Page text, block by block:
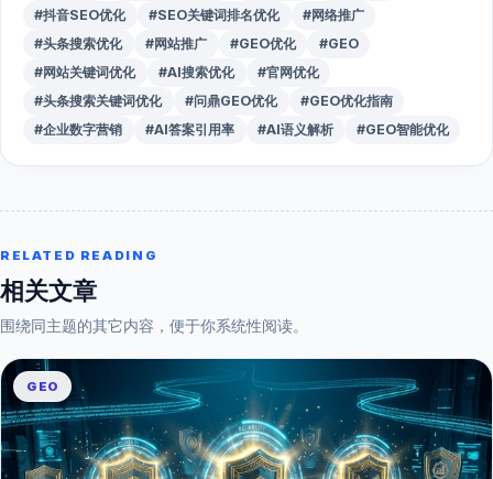
#抖音SEO优化
#SEO关键词排名优化
#网络推广
#头条搜索优化
#网站推广 #GEO优化
#GEO
#网站关键词优化
#AI搜索优化
#官网优化
#头条搜索关键词优化
#问鼎GEO优化
#GEO优化指南
#企业数字营销
#AI答案引用率 #AI语义解析 #GEO智能优化
RELATED READING
相关文章
围绕同主题的其它内容，便于你系统性阅读。
GEO